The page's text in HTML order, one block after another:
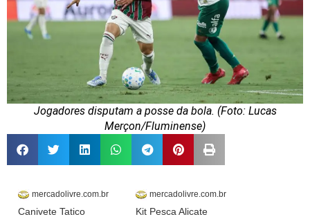
Jogadores disputam a posse da bola. (Foto: Lucas
Merçon/Fluminense)
mercadolivre.com.br
Canivete Tatico
mercadolivre.com.br
Kit Pesca Alicate